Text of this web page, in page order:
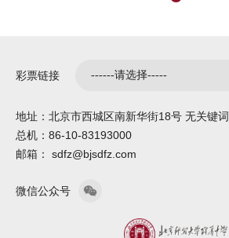
彩票链接
地址：北京市西城区南新华街18号 无关键词
总机：86-10-83193000
邮箱： sdfz@bjsdfz.com
微信公众号